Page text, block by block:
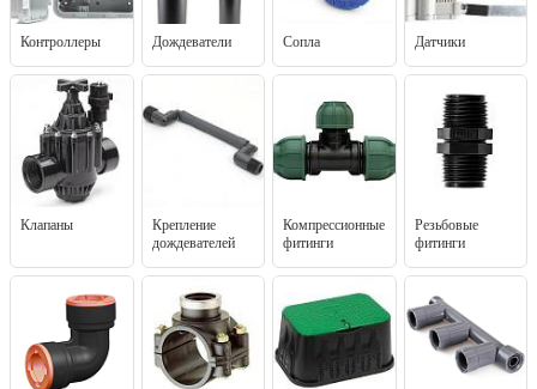
Контроллеры Дождеватели Сопла Датчики
Клапаны
Крепление
дождевателей
Компрессионные
фитинги
Резьбовые
фитинги